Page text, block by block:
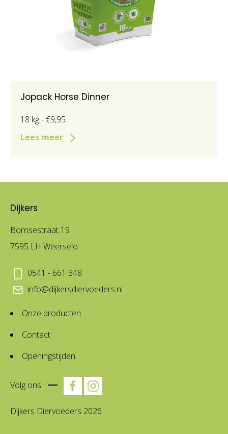
Jopack Horse Dinner
18 kg - €9,95
Lees meer
Dijkers
Bornsestraat 19
7595 LH Weerselo
0541 - 661 348
info@dijkersdiervoeders.nl
Onze producten
Contact
Openingstijden
Volg ons
Dijkers Diervoeders 2026